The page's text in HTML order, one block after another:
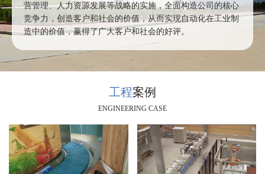
营管理、人力资源发展等战略的实施，全面构造公司的核心
竞争力，创造客户和社会的价值，从而实现自动化在工业制
造中的价值，赢得了广大客户和社会的好评。
工程案例
ENGINEERING CASE